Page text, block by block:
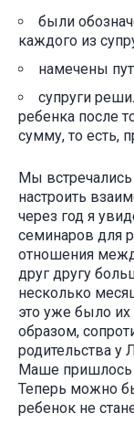
были
каждого из
намечены
супруги
ребенка после
сумму, то есть,
Мы встречались
настроить
через год я
семинаров для
отношения
друг другу
несколько
это уже было
образом,
родительства у
Маше пришлось
Теперь можно
ребенок не